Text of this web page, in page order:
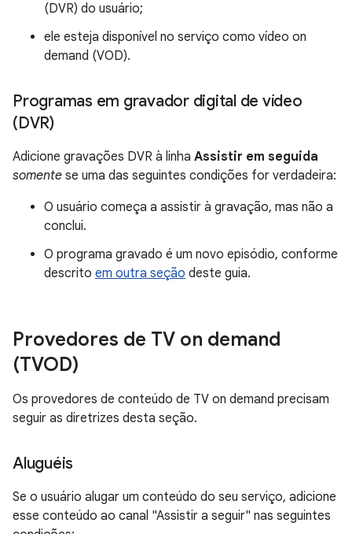
(DVR) do usuário;
ele esteja disponível no serviço como vídeo on
demand (VOD).
Programas em gravador digital de vídeo
(DVR)
Adicione gravações DVR à linha Assistir em seguida
somente se uma das seguintes condições for verdadeira:
O usuário começa a assistir à gravação, mas não a
conclui.
O programa gravado é um novo episódio, conforme
descrito em outra seção deste guia.
Provedores de TV on demand
(TVOD)
Os provedores de conteúdo de TV on demand precisam
seguir as diretrizes desta seção.
Aluguéis
Se o usuário alugar um conteúdo do seu serviço, adicione
esse conteúdo ao canal "Assistir a seguir" nas seguintes